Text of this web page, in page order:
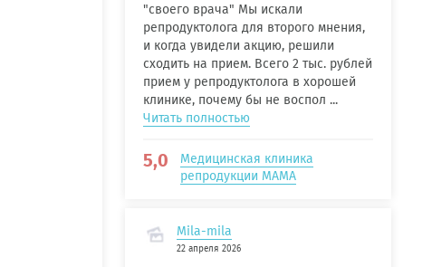
"своего врача" Мы искали
репродуктолога для второго мнения,
и когда увидели акцию, решили
сходить на прием. Всего 2 тыс. рублей
прием у репродуктолога в хорошей
клинике, почему бы не воспол ...
Читать полностью
5,0
Медицинская клиника
репродукции МАМА
Mila-mila
22 апреля 2026